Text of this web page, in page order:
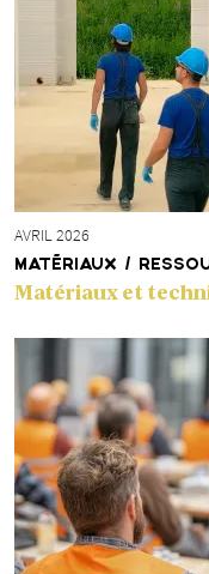
AVRIL 2026
MATÉRIAUX /
Matériaux et